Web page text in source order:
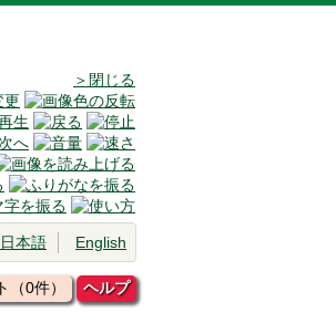
＞閉じる
日本語 English
（0件） ヘルプ